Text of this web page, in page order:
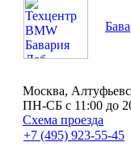
Москва,
ПН-СБ с 11:00 до
Схема проезда
+7 (495) 923-55-45